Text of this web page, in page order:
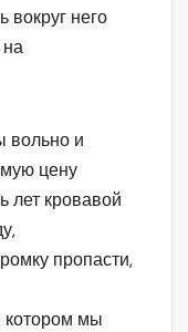
вокруг него
на
вольно и
цену
лет кровавой
пропасти,
котором мы